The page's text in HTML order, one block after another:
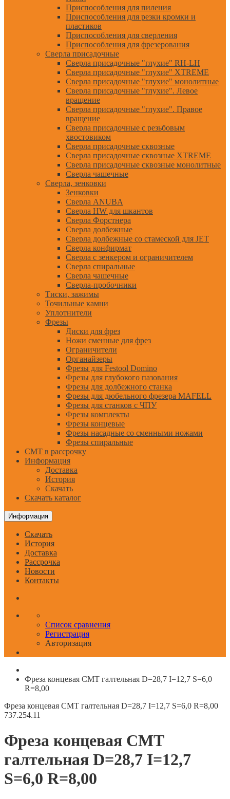
Приспособления для пиления
Приспособления для резки кромки и
пластиков
Приспособления для сверления
Приспособления для фрезерования
Сверла присадочные
Сверла присадочные "глухие" RH-LH
Сверла присадочные "глухие" XTREME
Сверла присадочные "глухие" монолитные
Сверла присадочные "глухие". Левое
вращение
Сверла присадочные "глухие". Правое
вращение
Сверла присадочные с резьбовым
хвостовиком
Сверла присадочные сквозные
Сверла присадочные сквозные XTREME
Сверла присадочные сквозные монолитные
Сверла чашечные
Сверла, зенковки
Зенковки
Сверла ANUBA
Сверла HW для шкантов
Сверла Форстнера
Сверла долбежные
Сверла долбежные со стамеской для JET
Сверла конфирмат
Сверла с зенкером и ограничителем
Сверла спиральные
Сверла чашечные
Сверла-пробочники
Тиски, зажимы
Точильные камни
Уплотнители
Фрезы
Диски для фрез
Ножи сменные для фрез
Ограничители
Органайзеры
Фрезы для Festool Domino
Фрезы для глубокого пазования
Фрезы для долбежного станка
Фрезы для дюбельного фрезера MAFELL
Фрезы для станков с ЧПУ
Фрезы комплекты
Фрезы концевые
Фрезы насадные со сменными ножами
Фрезы спиральные
CMT в рассрочку
Информация
Доставка
История
Скачать
Скачать каталог
Информация
Скачать
История
Доставка
Рассрочка
Новости
Контакты
Список сравнения
Регистрация
Авторизация
Фреза концевая CMT галтельная D=28,7 I=12,7 S=6,0
R=8,00
Фреза концевая CMT галтельная D=28,7 I=12,7 S=6,0 R=8,00
737.254.11
Фреза концевая CMT
галтельная D=28,7 I=12,7
S=6,0 R=8,00